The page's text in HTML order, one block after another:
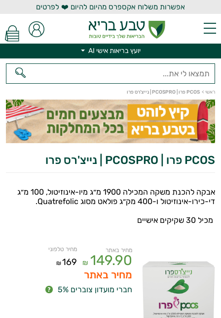
אפשרות משלוח אקספרס מהיום להיום ❤️ לפרטים
יועץ בריאות אישי AI
ראשי > PCOS פרו | PCOSPRO | נייצ'רס פרו
PCOS פרו | PCOSPRO | נייצ'רס פרו
אבקה להכנת משקה המכילה 1900 מ״ג מיו-אינוזיטול, 100 מ״ג
די-כירו-אינוזיטול ו-400 מק״ג פולאט מסוג Quatrefolic.
מכיל 30 שקיקים אישיים
מחיר באתר
149.90
₪
מחיר טלפוני
169
₪
מחיר באתר
חברי מועדון צוברים 5%
יועץ בריאות אישי AI